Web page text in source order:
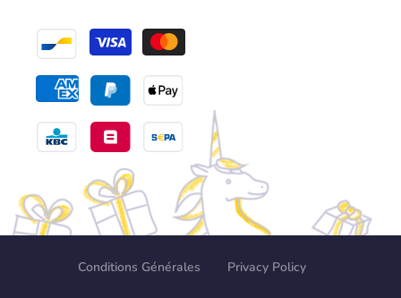
Conditions Générales Privacy Policy